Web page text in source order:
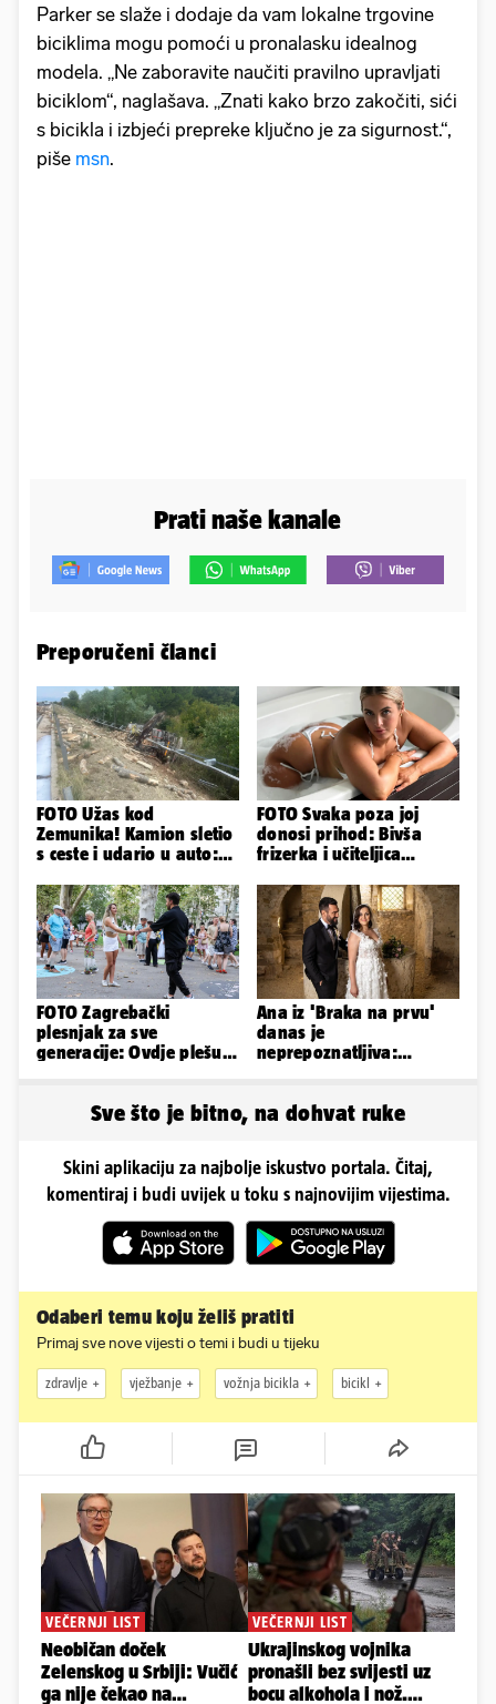
Parker se slaže i dodaje da vam lokalne trgovine
biciklima mogu pomoći u pronalasku idealnog
modela. „Ne zaboravite naučiti pravilno upravljati
biciklom“, naglašava. „Znati kako brzo zakočiti, sići
s bicikla i izbjeći prepreke ključno je za sigurnost.“,
piše msn.
Prati naše kanale
Preporučeni članci
FOTO Užas kod
Zemunika! Kamion sletio
s ceste i udario u auto:
FOTO Svaka poza joj
donosi prihod: Bivša
frizerka i učiteljica
Instagram
FOTO Zagrebački
plesnjak za sve
generacije: Ovdje plešu
Ana iz 'Braka na prvu'
danas je
neprepoznatljiva:
Sve što je bitno, na dohvat ruke
Skini aplikaciju za najbolje iskustvo portala. Čitaj,
komentiraj i budi uvijek u toku s najnovijim vijestima.
Odaberi temu koju želiš pratiti
Primaj sve nove vijesti o temi i budi u tijeku
zdravlje vježbanje vožnja bicikla bicikl